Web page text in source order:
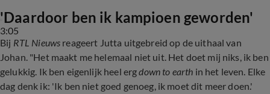
3:05
'Daardoor ben ik kampioen geworden'
Bij RTL Nieuws reageert Jutta uitgebreid op de uithaal van
Johan. "Het maakt me helemaal niet uit. Het doet mij niks, ik ben
gelukkig. Ik ben eigenlijk heel ergdown to earth in het leven. Elke
dag denk ik: 'Ik ben niet goed genoeg, ik moet dit meer doen.'